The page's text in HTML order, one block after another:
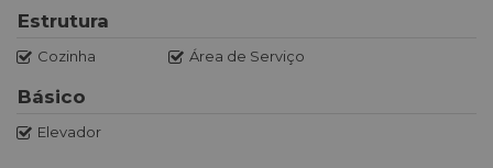
Estrutura
Cozinha Área de Serviço
Básico
Elevador